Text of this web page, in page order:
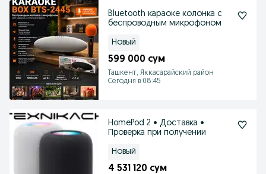
Bluetooth караоке колонка с
беспроводным микрофоном
Новый
599 000 сум
Ташкент, Яккасарайский район
Сегодня в 08:45
HomePod 2 • Доставка •
Проверка при получении
Новый
4 531 120 сум